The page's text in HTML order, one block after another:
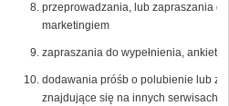
przeprowadzania, lub zapraszania
marketingiem
zapraszania do wypełnienia, ankiet
dodawania próśb o polubienie lub
znajdujące się na innych serwisach